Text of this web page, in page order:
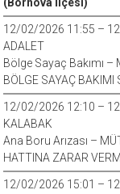
12/02/2026 11:55 –
ADALET
Bölge Sayaç Bakımı –
BÖLGE SAYAÇ BAKIMI
12/02/2026 12:10 –
KALABAK
Ana Boru Arızası –
HATTINA ZARAR
12/02/2026 15:01 –